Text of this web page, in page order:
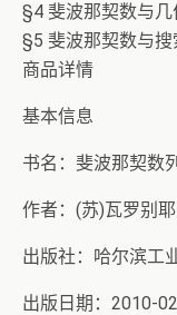
§4 斐波那契数与几
§5 斐波那契数与搜
商品详情
基本信息
书名：斐波那契数列
作者：(苏)瓦罗别
出版社：哈尔滨工
出版日期：2010-